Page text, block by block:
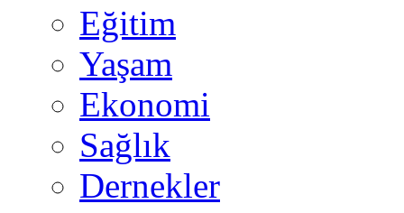
Eğitim
Yaşam
Ekonomi
Sağlık
Dernekler